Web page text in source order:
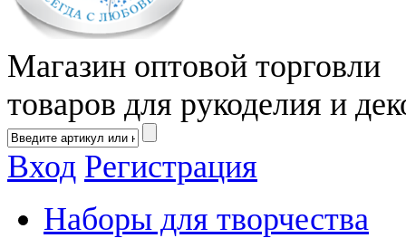
Магазин оптовой торговли
товаров для рукоделия и
Вход Регистрация
Наборы для творчества